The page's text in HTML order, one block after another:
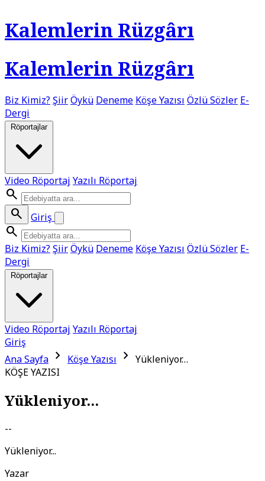
Kalemlerin Rüzgârı
Kalemlerin Rüzgârı
Biz Kimiz? ŞiirÖykü Deneme Köşe Yazısı Özlü Sözler E-
Dergi
Röportajlar
Video Röportaj Yazılı Röportaj
search
search
Giriş
search
Biz Kimiz? ŞiirÖykü Deneme Köşe Yazısı Özlü Sözler E-
Dergi
Röportajlar
Video Röportaj Yazılı Röportaj
Giriş
Ana Sayfa chevron_right Köşe Yazısı chevron_right Yükleniyor…
KÖŞE YAZISI
Yükleniyor...
--
Yükleniyor...
Yazar